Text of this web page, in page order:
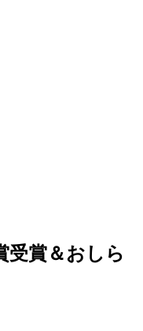
受賞＆おしら